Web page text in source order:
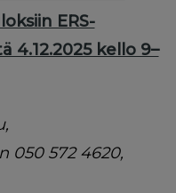
ERS-
4.12.2025 kello 9–
050 572 4620,